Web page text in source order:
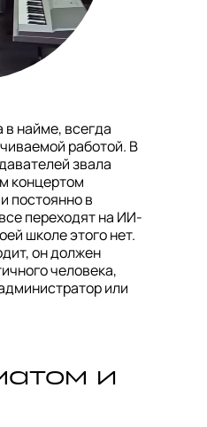
найме, всегда
работой. В
звала
концертом
постоянно в
переходят на ИИ-
школе этого нет.
он должен
человека,
или
и